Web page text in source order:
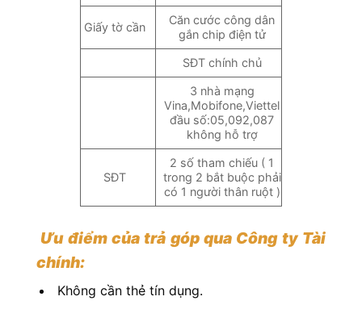
Giấy tờ cần
Căn cước công dân
gắn chip điện tử
SĐT chính chủ
3 nhà mạng
Vina,Mobifone,Viettel
đầu số:05,092,087
không hỗ trợ
SĐT
2 số tham chiếu ( 1
trong 2 bắt buộc phải
có 1 người thân ruột )
Ưu điểm của trả góp qua Công ty Tài
chính:
Không cần thẻ tín dụng.